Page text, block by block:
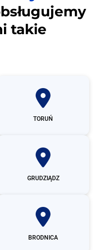
takie
TORUŃ
GRUDZIĄDZ
BRODNICA